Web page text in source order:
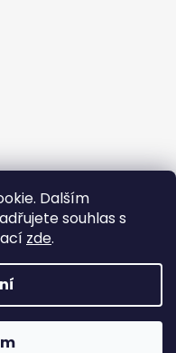
Dalším
souhlas s
zde.
práva vyhrazena.